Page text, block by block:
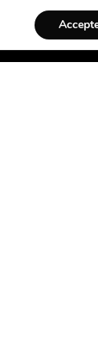
SERVICES